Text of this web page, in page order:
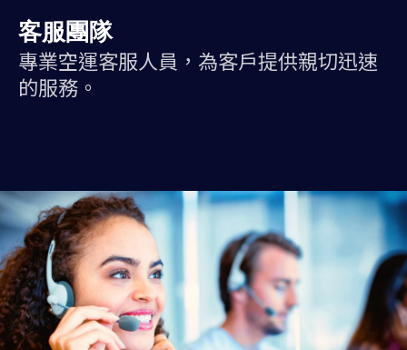
客服團隊
專業空運客服人員，為客戶提供親切迅速
的服務。